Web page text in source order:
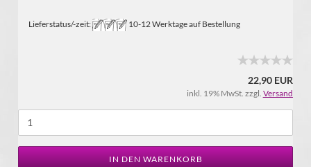
Lieferstatus/-zeit: 10-12 Werktage auf Bestellung
22,90 EUR
inkl. 19% MwSt. zzgl. Versand
IN DEN WARENKORB